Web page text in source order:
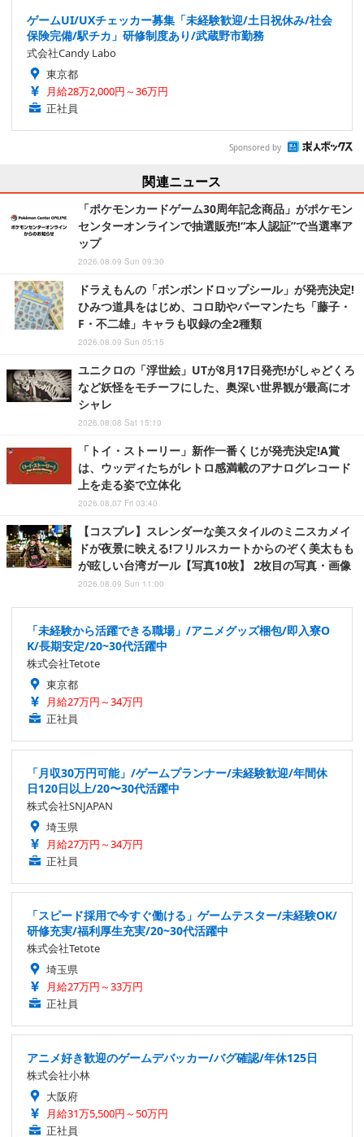
ゲームUI/UXチェッカー募集「未経験歓迎/土日祝休み/社会
保険完備/駅チカ」研修制度あり/武蔵野市勤務
式会社Candy Labo
東京都
月給28万2,000円～36万円
正社員
Sponsored by
関連ニュース
「ポケモンカードゲーム30周年記念商品」がポケモン
センターオンラインで抽選販売!“本人認証”で当選率ア
ップ
2026.08.09 Sun 09:30
ドラえもんの「ボンボンドロップシール」が発売決定!
ひみつ道具をはじめ、コロ助やパーマンたち「藤子・
F・不二雄」キャラも収録の全2種類
2026.08.09 Sun 05:15
ユニクロの「浮世絵」UTが8月17日発売!がしゃどくろ
など妖怪をモチーフにした、奥深い世界観が最高にオ
シャレ
2026.08.08 Sat 15:10
「トイ・ストーリー」新作一番くじが発売決定!A賞
は、ウッディたちがレトロ感満載のアナログレコード
上を走る姿で立体化
2026.08.07 Fri 03:40
【コスプレ】スレンダーな美スタイルのミニスカメイ
ドが夜景に映える!フリルスカートからのぞく美太もも
が眩しい台湾ガール【写真10枚】 2枚目の写真・画像
2026.08.09 Sun 11:00
「未経験から活躍できる職場」/アニメグッズ梱包/即入寮O
K/長期安定/20~30代活躍中
株式会社Tetote
東京都
月給27万円～34万円
正社員
「月収30万円可能」/ゲームプランナー/未経験歓迎/年間休
日120日以上/20〜30代活躍中
株式会社SNJAPAN
埼玉県
月給27万円～34万円
正社員
「スピード採用で今すぐ働ける」ゲームテスター/未経験OK/
研修充実/福利厚生充実/20~30代活躍中
株式会社Tetote
埼玉県
月給27万円～33万円
正社員
アニメ好き歓迎のゲームデバッカー/バグ確認/年休125日
株式会社小林
大阪府
月給31万5,500円～50万円
正社員